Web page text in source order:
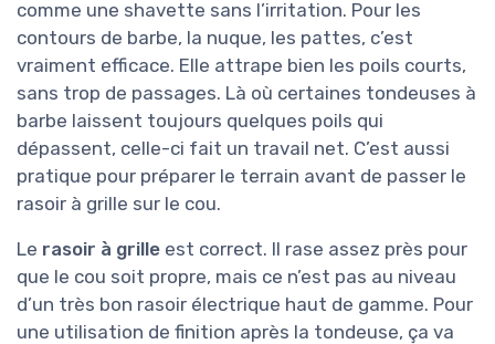
comme une shavette sans l’irritation. Pour les
contours de barbe, la nuque, les pattes, c’est
vraiment efficace. Elle attrape bien les poils courts,
sans trop de passages. Là où certaines tondeuses à
barbe laissent toujours quelques poils qui
dépassent, celle-ci fait un travail net. C’est aussi
pratique pour préparer le terrain avant de passer le
rasoir à grille sur le cou.
Le rasoir à grille est correct. Il rase assez près pour
que le cou soit propre, mais ce n’est pas au niveau
d’un très bon rasoir électrique haut de gamme. Pour
une utilisation de finition après la tondeuse, ça va